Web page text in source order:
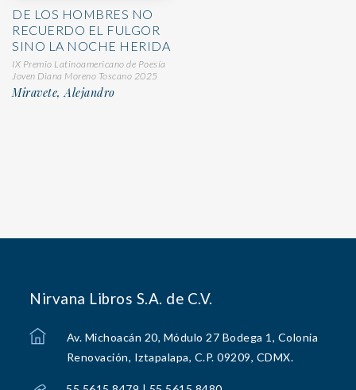
DE LOS HOMBRES NO
RECUERDO EL FULGOR
SINO LA NOCHE HERIDA
IX Premio Latinoamericano de Poesía
Joven Diana Moreno Toscano 2025
Miravete, Alejandro
Nirvana Libros S.A. de C.V.
Av. Michoacán 20, Módulo 27 Bodega 1, Colonia
Renovación, Iztapalapa, C.P. 09209, CDMX.